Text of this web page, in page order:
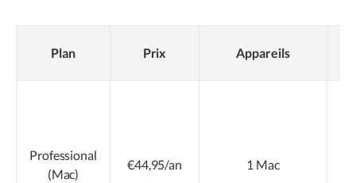
Plan Prix Appareils
Professional
(Mac)
€44,95/an 1 Mac